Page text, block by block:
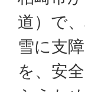
道）で
雪に支
を、安